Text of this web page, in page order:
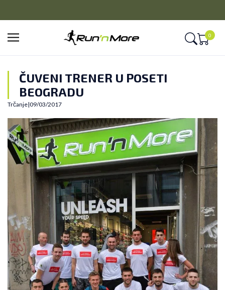
0
ČUVENI TRENER U POSETI
BEOGRADU
Trčanje|09/03/2017